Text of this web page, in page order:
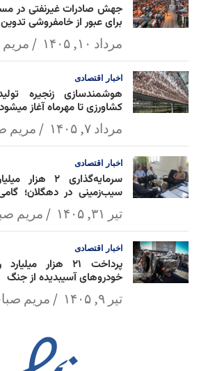
جهش صادرات غیرنفتی در
برای عبور از خامفروشی
مرداد ۱۰, ۱۴۰۵
اخبار اقتصادی
هوشمندسازی زنجیره
کشاورزی تا مهرماه آغاز میشود
مرداد ۷, ۱۴۰۵ مریم
اخبار اقتصادی
سرمایه‌گذاری
سیب‌زمینی در دهگلان؛
ارزش کشاورزیتیر ۳۱, ۱۴۰۵ مریم
اخبار اقتصادی
پرداخت ۲۱ هزار
خودروهای آسیبدیده از جنگ
تیر ۹, ۱۴۰۵ مریم